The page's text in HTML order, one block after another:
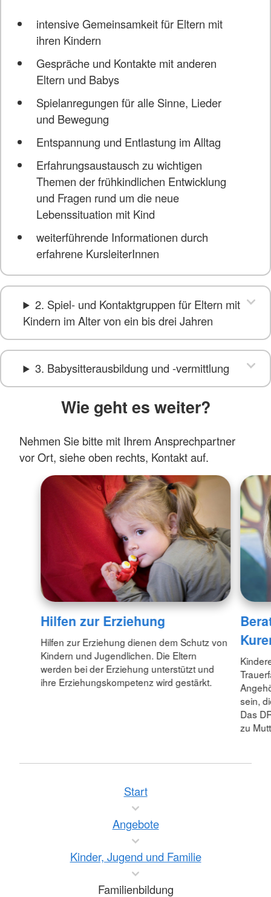
intensive Gemeinsamkeit für Eltern mit
ihren Kindern
Gespräche und Kontakte mit anderen
Eltern und Babys
Spielanregungen für alle Sinne, Lieder
und Bewegung
Entspannung und Entlastung im Alltag
Erfahrungsaustausch zu wichtigen
Themen der frühkindlichen Entwicklung
und Fragen rund um die neue
Lebenssituation mit Kind
weiterführende Informationen durch
erfahrene KursleiterInnen
2. Spiel- und Kontaktgruppen für Eltern mit
Kindern im Alter von ein bis drei Jahren
3. Babysitterausbildung und -vermittlung
Wie geht es weiter?
Nehmen Sie bitte mit Ihrem Ansprechpartner
vor Ort, siehe oben rechts, Kontakt auf.
Hilfen zur Erziehung
Hilfen zur Erziehung dienen dem Schutz von
Kindern und Jugendlichen. Die Eltern
werden bei der Erziehung unterstützt und
ihre Erziehungskompetenz wird gestärkt.
sein,
Das
zu
Start
Angebote
Kinder, Jugend und Familie
Familienbildung